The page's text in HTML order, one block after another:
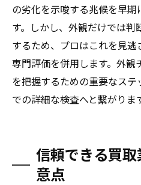
の劣化を示唆する兆候を早
す。しかし、外観だけでは
するため、プロはこれを見
専門評価を併用します。外
を把握するための重要なス
での詳細な検査へと繋がりま
信頼できる買
意点